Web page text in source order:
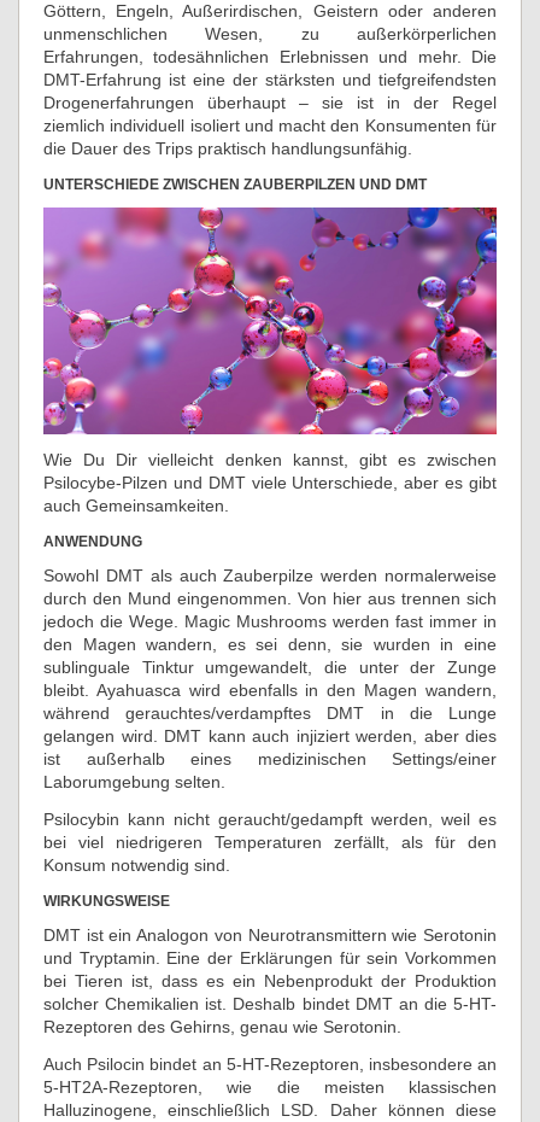
Göttern, Engeln, Außerirdischen, Geistern oder anderen
unmenschlichen Wesen, zu außerkörperlichen
Erfahrungen, todesähnlichen Erlebnissen und mehr. Die
DMT-Erfahrung ist eine der stärksten und tiefgreifendsten
Drogenerfahrungen überhaupt – sie ist in der Regel
ziemlich individuell isoliert und macht den Konsumenten für
die Dauer des Trips praktisch handlungsunfähig.
UNTERSCHIEDE ZWISCHEN ZAUBERPILZEN UND DMT
Wie Du Dir vielleicht denken kannst, gibt es zwischen
Psilocybe-Pilzen und DMT viele Unterschiede, aber es gibt
auch Gemeinsamkeiten.
ANWENDUNG
Sowohl DMT als auch Zauberpilze werden normalerweise
durch den Mund eingenommen. Von hier aus trennen sich
jedoch die Wege. Magic Mushrooms werden fast immer in
den Magen wandern, es sei denn, sie wurden in eine
sublinguale Tinktur umgewandelt, die unter der Zunge
bleibt. Ayahuasca wird ebenfalls in den Magen wandern,
während gerauchtes/verdampftes DMT in die Lunge
gelangen wird. DMT kann auch injiziert werden, aber dies
ist außerhalb eines medizinischen Settings/einer
Laborumgebung selten.
Psilocybin kann nicht geraucht/gedampft werden, weil es
bei viel niedrigeren Temperaturen zerfällt, als für den
Konsum notwendig sind.
WIRKUNGSWEISE
DMT ist ein Analogon von Neurotransmittern wie Serotonin
und Tryptamin. Eine der Erklärungen für sein Vorkommen
bei Tieren ist, dass es ein Nebenprodukt der Produktion
solcher Chemikalien ist. Deshalb bindet DMT an die 5-HT-
Rezeptoren des Gehirns, genau wie Serotonin.
Auch Psilocin bindet an 5-HT-Rezeptoren, insbesondere an
5-HT2A-Rezeptoren, wie die meisten klassischen
Halluzinogene, einschließlich LSD. Daher können diese